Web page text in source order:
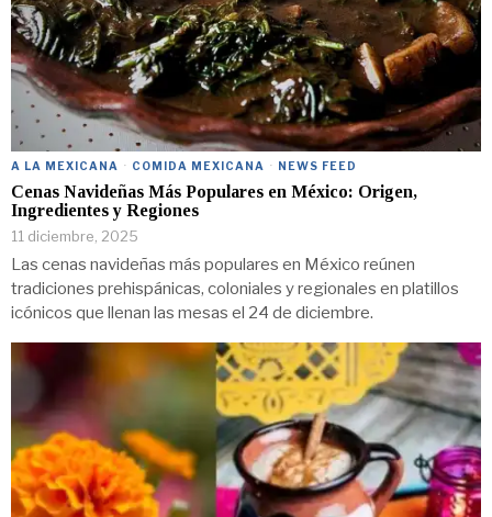
A LA MEXICANA · COMIDA MEXICANA · NEWS FEED
Cenas Navideñas Más Populares en México: Origen,
Ingredientes y Regiones
11 diciembre, 2025
Las cenas navideñas más populares en México reúnen
tradiciones prehispánicas, coloniales y regionales en platillos
icónicos que llenan las mesas el 24 de diciembre.